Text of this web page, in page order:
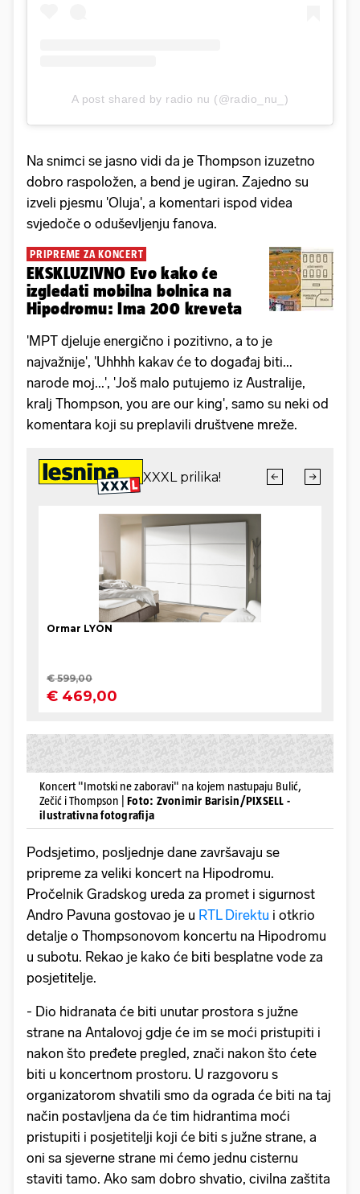
A post shared by radio nu (@radio_nu_)
Na snimci se jasno vidi da je Thompson izuzetno
dobro raspoložen, a bend je ugiran. Zajedno su
izveli pjesmu 'Oluja', a komentari ispod videa
svjedoče o oduševljenju fanova.
PRIPREME ZA KONCERT
EKSKLUZIVNO Evo kako će
izgledati mobilna bolnica na
Hipodromu: Ima 200 kreveta
'MPT djeluje energično i pozitivno, a to je
najvažnije', 'Uhhhh kakav će to događaj biti...
narode moj...', 'Još malo putujemo iz Australije,
kralj Thompson, you are our king', samo su neki od
komentara koji su preplavili društvene mreže.
Koncert "Imotski ne zaboravi" na kojem nastupaju Bulić,
Zečić i Thompson | Foto: Zvonimir Barisin/PIXSELL -
ilustrativna fotografija
Podsjetimo, posljednje dane završavaju se
pripreme za veliki koncert na Hipodromu.
Pročelnik Gradskog ureda za promet i sigurnost
Andro Pavuna gostovao je u RTL Direktu i otkrio
detalje o Thompsonovom koncertu na Hipodromu
u subotu. Rekao je kako će biti besplatne vode za
posjetitelje.
- Dio hidranata će biti unutar prostora s južne
strane na Antalovoj gdje će im se moći pristupiti i
nakon što pređete pregled, znači nakon što ćete
biti u koncertnom prostoru. U razgovoru s
organizatorom shvatili smo da ograda će biti na taj
način postavljena da će tim hidrantima moći
pristupiti i posjetitelji koji će biti s južne strane, a
oni sa sjeverne strane mi ćemo jednu cisternu
staviti tamo. Ako sam dobro shvatio, civilna zaštita